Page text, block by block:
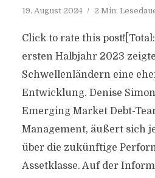
19. August 2024 2 Min.
Click to rate this
ersten Halbjahr 2023
Schwellenländern eine
Entwicklung. Denise
Emerging Market Debt-
Management, äußert sich
über die zukünftige
Assetklasse. Auf der